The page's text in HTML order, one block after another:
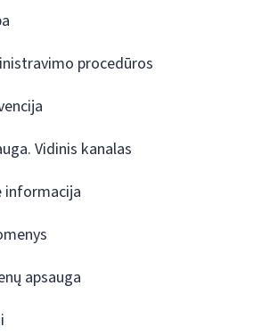
procedūros
Vidinis kanalas
informacija
apsauga